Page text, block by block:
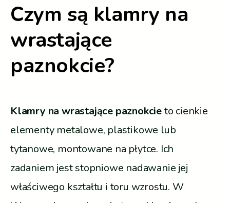
Czym są klamry na
wrastające
paznokcie?
Klamry na wrastające paznokcieto cienkie
elementy metalowe, plastikowe lub
tytanowe, montowane na płytce. Ich
zadaniem jest stopniowe nadawanie jej
właściwego kształtu i toru wzrostu. W